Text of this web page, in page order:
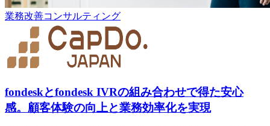
業務改善コンサルティング
fondeskとfondesk IVRの組み合わせで得た安心
感。顧客体験の向上と業務効率化を実現